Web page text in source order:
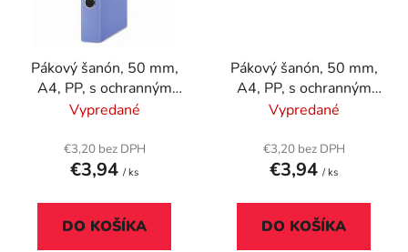
Pákový šanón, 50 mm,
A4, PP, s ochranným
spodným kovaním,
svetlomodrý
Vypredané
€3,20 bez DPH
€3,94 / ks
DO KOŠÍKA
Pákový šanón, 50 mm,
A4, PP, s ochranným
spodným kovaním,
tyrkysový
Vypredané
€3,20 bez DPH
€3,94 / ks
DO KOŠÍKA